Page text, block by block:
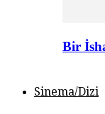
Bir
Sinema/Dizi